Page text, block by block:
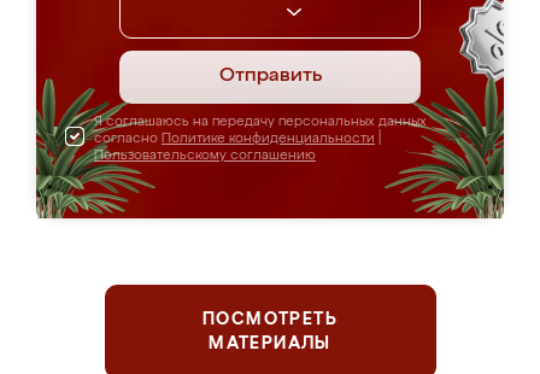
Отправить
Я соглашаюсь на передачу персональных данных
согласно Политике конфиденциальности
Пользовательскому соглашению
ПОСМОТРЕТЬ
МАТЕРИАЛЫ